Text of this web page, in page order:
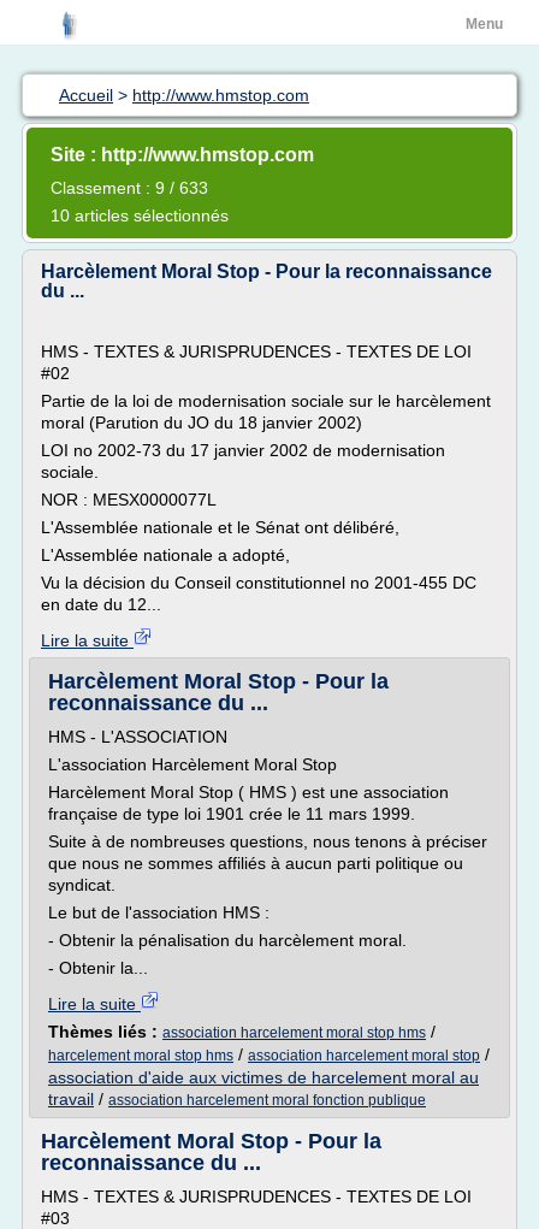
Menu
Accueil > http://www.hmstop.com
Site : http://www.hmstop.com
Classement : 9 / 633
10 articles sélectionnés
Harcèlement Moral Stop - Pour la reconnaissance
du ...
HMS - TEXTES & JURISPRUDENCES - TEXTES DE LOI
#02
Partie de la loi de modernisation sociale sur le harcèlement
moral (Parution du JO du 18 janvier 2002)
LOI no 2002-73 du 17 janvier 2002 de modernisation
sociale.
NOR : MESX0000077L
L'Assemblée nationale et le Sénat ont délibéré,
L'Assemblée nationale a adopté,
Vu la décision du Conseil constitutionnel no 2001-455 DC
en date du 12...
Lire la suite
Harcèlement Moral Stop - Pour la
reconnaissance du ...
HMS - L'ASSOCIATION
L'association Harcèlement Moral Stop
Harcèlement Moral Stop ( HMS ) est une association
française de type loi 1901 crée le 11 mars 1999.
Suite à de nombreuses questions, nous tenons à préciser
que nous ne sommes affiliés à aucun parti politique ou
syndicat.
Le but de l'association HMS :
- Obtenir la pénalisation du harcèlement moral.
- Obtenir la...
Lire la suite
Thèmes liés : association harcelement moral stop hms /
harcelement moral stop hms / association harcelement moral stop /
association d'aide aux victimes de harcelement moral au
travail / association harcelement moral fonction publique
Harcèlement Moral Stop - Pour la
reconnaissance du ...
HMS - TEXTES & JURISPRUDENCES - TEXTES DE LOI
#03